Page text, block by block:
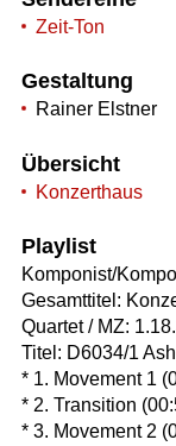
Zeit-Ton
Gestaltung
Rainer Elstner
Übersicht
Konzerthaus
Playlist
Komponist/
Gesamttitel:
Quartet / MZ:
Titel: D6034/1
* 1. Movement 1
* 2. Transition
* 3. Movement 2